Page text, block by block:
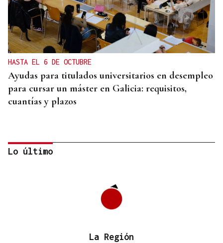
HASTA EL 6 DE OCTUBRE
Ayudas para titulados universitarios en desempleo
para cursar un máster en Galicia: requisitos,
cuantías y plazos
Lo último
La Región